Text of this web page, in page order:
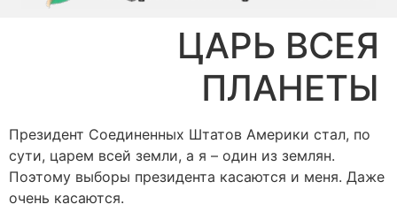
ЦАРЬ ВСЕЯ
ПЛАНЕТЫ
Президент Соединенных Штатов Америки стал, по
сути, царем всей земли, а я – один из землян.
Поэтому выборы президента касаются и меня. Даже
очень касаются.